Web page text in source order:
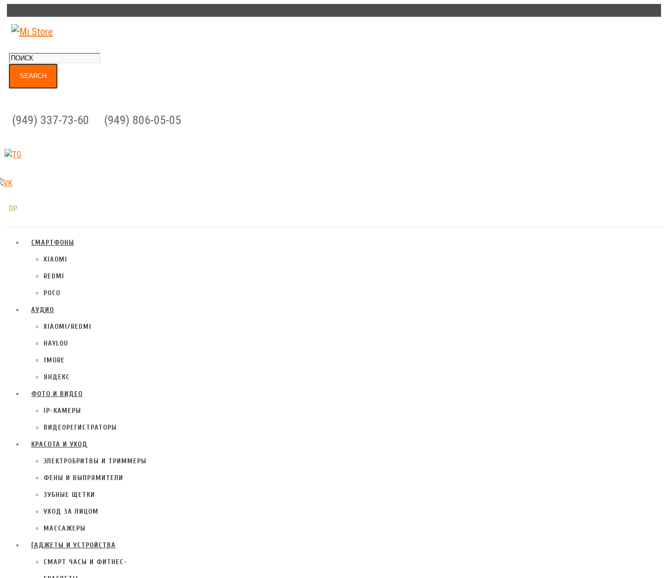
(949) 337-73-60 (949) 806-05-05
0Р
СМАРТФОНЫ
XIAOMI
REDMI
POCO
АУДИО
XIAOMI/REDMI
HAYLOU
1MORE
ЯНДЕКС
ФОТО И ВИДЕО
IP-КАМЕРЫ
ВИДЕОРЕГИСТРАТОРЫ
КРАСОТА И УХОД
ЭЛЕКТРОБРИТВЫ И ТРИММЕРЫ
ФЕНЫ И ВЫПРЯМИТЕЛИ
ЗУБНЫЕ ЩЕТКИ
УХОД ЗА ЛИЦОМ
МАССАЖЕРЫ
ГАДЖЕТЫ И УСТРОЙСТВА
СМАРТ ЧАСЫ И ФИТНЕС-